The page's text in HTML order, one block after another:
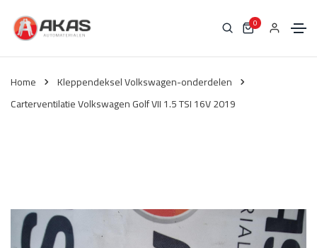
0
Home
Kleppendeksel Volkswagen-onderdelen
Carterventilatie Volkswagen Golf VII 1.5 TSI 16V 2019